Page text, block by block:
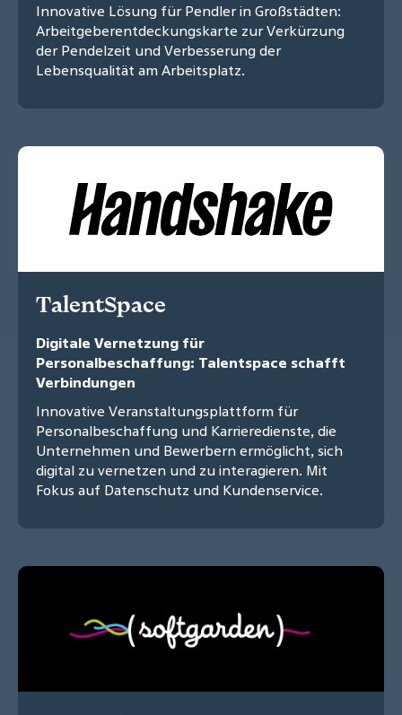
Innovative Lösung für Pendler in Großstädten:
Arbeitgeberentdeckungskarte zur Verkürzung
der Pendelzeit und Verbesserung der
Lebensqualität am Arbeitsplatz.
TalentSpace
Digitale Vernetzung für
Personalbeschaffung: Talentspace schafft
Verbindungen
Innovative Veranstaltungsplattform für
Personalbeschaffung und Karrieredienste, die
Unternehmen und Bewerbern ermöglicht, sich
digital zu vernetzen und zu interagieren. Mit
Fokus auf Datenschutz und Kundenservice.